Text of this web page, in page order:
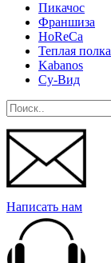
Пикачос
Франшиза
HoReCa
Теплая полка
Kabanos
Су-Вид
Написать нам